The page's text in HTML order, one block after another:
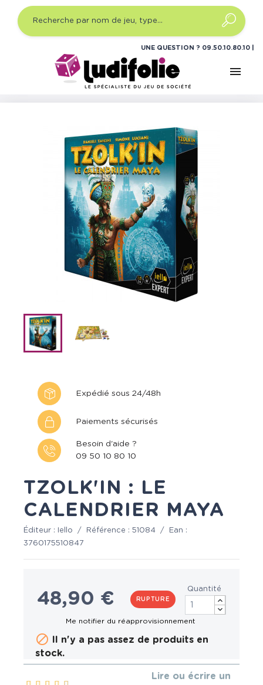
UNE QUESTION ? 09.50.10.80.10
menu
Jeux de société
Jeux de plateau expert
Tzolk'in : Le Calendrier Maya
Expédié sous 24/48h
Paiements sécurisés
Besoin d'aide ?
09 50 10 80 10
TZOLK'IN : LE
CALENDRIER MAYA
Éditeur : Iello / Référence : 51084 /
Ean :
3760175510847
48,90 € RUPTURE
Quantité
 Il n'y a pas assez de produits en
stock.
Lire ou écrire un